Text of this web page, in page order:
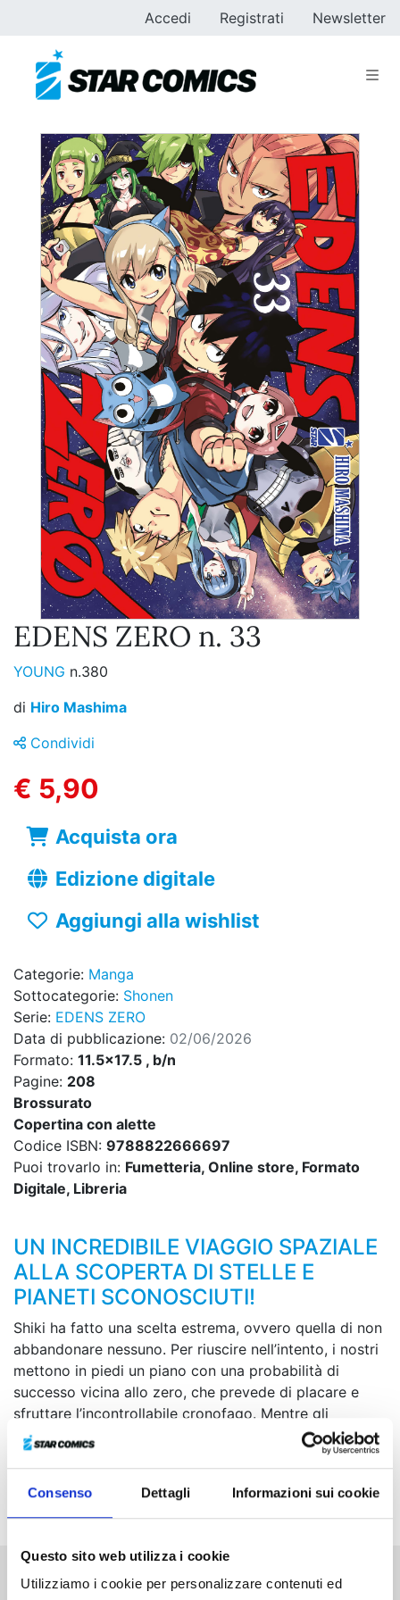
Consenso Dettagli Informazioni sui cookie
Questo sito web utilizza i cookie
Utilizziamo i cookie per personalizzare contenuti ed
Accedi Registrati Newsletter
EDENS ZERO n. 33
YOUNG n.380
di Hiro Mashima
Condividi
€ 5,90
Acquista ora
Edizione digitale
Aggiungi alla wishlist
Categorie: Manga
Sottocategorie: Shonen
Serie: EDENS ZERO
Data di pubblicazione: 02/06/2026
Formato: 11.5x17.5 , b/n
Pagine: 208
Brossurato
Copertina con alette
Codice ISBN: 9788822666697
Puoi trovarlo in: Fumetteria, Online store, Formato
Digitale, Libreria
UN INCREDIBILE VIAGGIO SPAZIALE
ALLA SCOPERTA DI STELLE E
PIANETI SCONOSCIUTI!
Shiki ha fatto una scelta estrema, ovvero quella di non
abbandonare nessuno. Per riuscire nell’intento, i nostri
mettono in piedi un piano con una probabilità di
successo vicina allo zero, che prevede di placare e
sfruttare l’incontrollabile cronofago. Mentre gli
attacchi dell’Edens One e di Void, mirati a far
estinguere l’umanità, si fanno sempre più violenti,
epica battaglia di Shiki e dei suoi compagni!